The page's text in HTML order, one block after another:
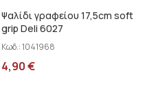
Ψαλίδι γραφείου 17,5cm soft
grip Deli 6027
Κωδ.:1041968
4,90€